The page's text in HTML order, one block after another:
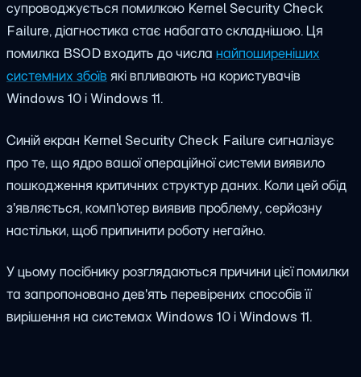
супроводжується помилкою Kernel Security Check
Failure, діагностика стає набагато складнішою. Ця
помилка BSOD входить до числа найпоширеніших
системних збоїв які впливають на користувачів
Windows 10 і Windows 11.
Синій екран Kernel Security Check Failure сигналізує
про те, що ядро вашої операційної системи виявило
пошкодження критичних структур даних. Коли цей обід
з'являється, комп'ютер виявив проблему, серйозну
настільки, щоб припинити роботу негайно.
У цьому посібнику розглядаються причини цієї помилки
та запропоновано дев'ять перевірених способів її
вирішення на системах Windows 10 і Windows 11.